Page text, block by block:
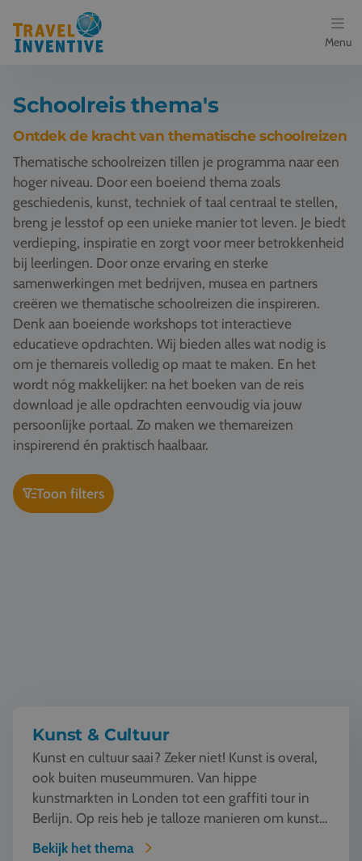
Menu
Bestemmingen
Schoolreis thema's
Voor docenten
Over ons
Een offerte aanvragen
Referenties
Vacatures
Contact
076 522 30 57
Klantportaal
Schoolreis thema's
Ontdek de kracht van thematische schoolreizen
Thematische schoolreizen tillen je programma naar een
hoger niveau. Door een boeiend thema zoals
geschiedenis, kunst, techniek of taal centraal te stellen,
breng je lesstof op een unieke manier tot leven. Je biedt
verdieping, inspiratie en zorgt voor meer betrokkenheid
bij leerlingen. Door onze ervaring en sterke
samenwerkingen met bedrijven, musea en partners
creëren we thematische schoolreizen die inspireren.
Denk aan boeiende workshops tot interactieve
educatieve opdrachten. Wij bieden alles wat nodig is
om je themareis volledig op maat te maken. En het
wordt nóg makkelijker: na het boeken van de reis
download je alle opdrachten eenvoudig via jouw
persoonlijke portaal. Zo maken we themareizen
inspirerend én praktisch haalbaar.
Toon filters
Kunst & Cultuur
Kunst en cultuur saai? Zeker niet! Kunst is overal,
ook buiten museummuren. Van hippe
kunstmarkten in Londen tot een graffiti tour in
Berlijn. Op reis heb je talloze manieren om kunst
te beleven en...
Bekijk het thema